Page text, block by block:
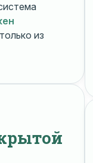
из